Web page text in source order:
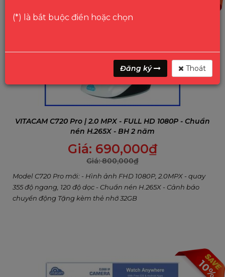
VITACAM C720 Pro | 2.0 MPX - FULL HD 1080P - Chuẩn
nén H.265X - BH 2 năm
Giá: 690,000₫
Giá:800,000₫
Model C720 Pro mới: - Hình ảnh FHD 1080P, 2.0MPX - quay
355 độ ngang, 120 độ dọc - Chuẩn nén H.265X - Cảnh báo
chuyển động Tặng kèm thẻ nhớ 32GB
10%
(*) là bắt buộc điền hoặc chọn
Đăng ký Thoát